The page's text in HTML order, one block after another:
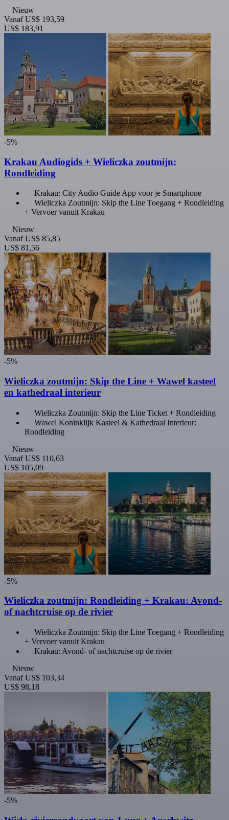
Nieuw
Vanaf US$ 193,59
US$ 183,91
-5%
Krakau Audiogids + Wieliczka zoutmijn:
Rondleiding
Krakau: City Audio Guide App voor je Smartphone
Wieliczka Zoutmijn: Skip the Line Toegang + Rondleiding
+ Vervoer vanuit Krakau
Nieuw
Vanaf US$ 85,85
US$ 81,56
-5%
Wieliczka zoutmijn: Skip the Line + Wawel kasteel
en kathedraal interieur
Wieliczka Zoutmijn: Skip the Line Ticket + Rondleiding
Wawel Koninklijk Kasteel & Kathedraal Interieur:
Rondleiding
Nieuw
Vanaf US$ 110,63
US$ 105,09
-5%
Wieliczka zoutmijn: Rondleiding + Krakau: Avond-
of nachtcruise op de rivier
Wieliczka Zoutmijn: Skip the Line Toegang + Rondleiding
+ Vervoer vanuit Krakau
Krakau: Avond- of nachtcruise op de rivier
Nieuw
Vanaf US$ 103,34
US$ 98,18
-5%